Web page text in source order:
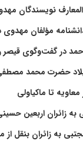
نویسندگان
مؤلفان
حمد در گفت‌وگوی
حضرت محمد
تا ماکیاولی
به زائران اربعین
به زائران بنقل از